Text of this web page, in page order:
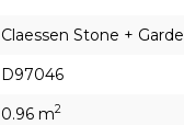
Claessen Stone +
D97046
0.96 m2